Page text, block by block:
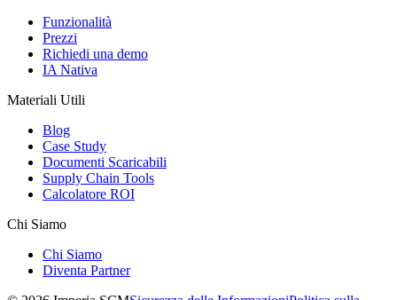
Funzionalità
Prezzi
Richiedi una demo
IA Nativa
Materiali Utili
Blog
Case Study
Documenti Scaricabili
Supply Chain Tools
Calcolatore ROI
Chi Siamo
Chi Siamo
Diventa Partner